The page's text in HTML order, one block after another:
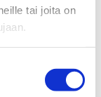
tai joita on